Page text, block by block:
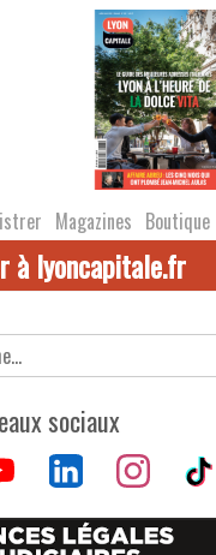
Magazines Boutique
à lyoncapitale.fr
sociaux